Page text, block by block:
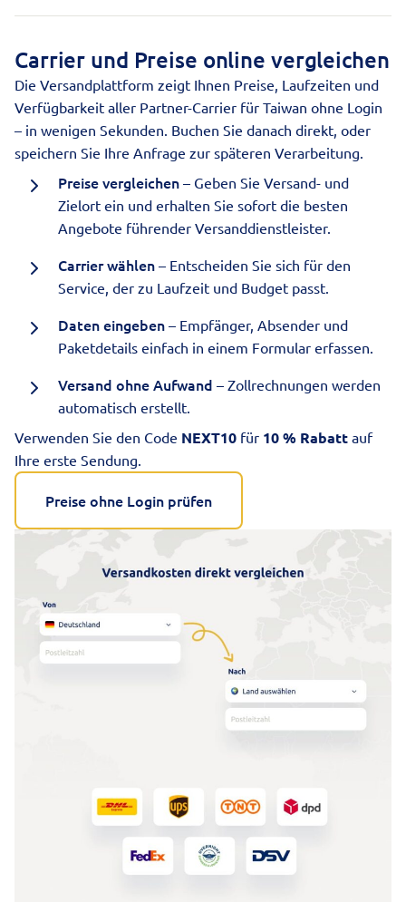
Carrier und Preise online vergleichen
Die Versandplattform zeigt Ihnen Preise, Laufzeiten und
Verfügbarkeit aller Partner-Carrier für Taiwan ohne Login
– in wenigen Sekunden. Buchen Sie danach direkt, oder
speichern Sie Ihre Anfrage zur späteren Verarbeitung.
Preise vergleichen – Geben Sie Versand- und
Zielort ein und erhalten Sie sofort die besten
Angebote führender Versanddienstleister.
Carrier wählen – Entscheiden Sie sich für den
Service, der zu Laufzeit und Budget passt.
Daten eingeben – Empfänger, Absender und
Paketdetails einfach in einem Formular erfassen.
Versand ohne Aufwand – Zollrechnungen werden
automatisch erstellt.
Verwenden Sie den Code NEXT10 für 10 % Rabatt auf
Ihre erste Sendung.
Preise ohne Login prüfen